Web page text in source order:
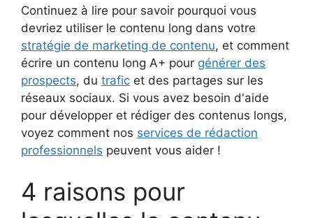
Continuez à lire pour savoir pourquoi vous
devriez utiliser le contenu long dans votre
stratégie de marketing de contenu, et comment
écrire un contenu long A+ pour générer des
prospects, du trafic et des partages sur les
réseaux sociaux. Si vous avez besoin d'aide
pour développer et rédiger des contenus longs,
voyez comment nos services de rédaction
professionnels peuvent vous aider !
4 raisons pour